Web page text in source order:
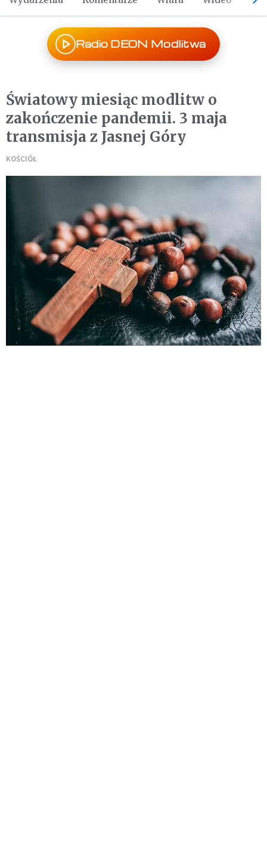
Radio DEON Modlitwa
Światowy miesiąc modlitw o
zakończenie pandemii. 3 maja
transmisja z Jasnej Góry
KOŚCIÓŁ